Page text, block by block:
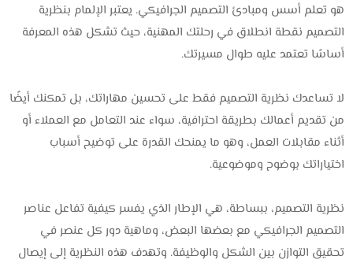
هو تعلم أسس ومبادئ التصميم الجرافيكي. يعتبر الإلمام بنظرية
التصميم نقطة انطلاق في رحلتك المهنية، حيث تشكل هذه المعرفة
أساسًا تعتمد عليه طوال مسيرتك.
لا تساعدك نظرية التصميم فقط على تحسين مهاراتك، بل تمكنك أيضًا
من تقديم أعمالك بطريقة احترافية، سواء عند التعامل مع العملاء أو
أثناء مقابلات العمل، وهو ما يمنحك القدرة على توضيح أسباب
اختياراتك بوضوح وموضوعية.
نظرية التصميم، ببساطة، هي الإطار الذي يفسر كيفية تفاعل عناصر
التصميم الجرافيكي مع بعضها البعض، وماهية دور كل عنصر في
تحقيق التوازن بين الشكل والوظيفة. وتهدف هذه النظرية إلى إيصال